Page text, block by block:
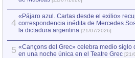
4
«Pájaro azul. Cartas desde el exilio»
correspondencia inédita de Mercedes
la dictadura argentina [21/07/2026]
5 «Cançons del Grec» celebra medio siglo
en una noche única en el Teatre Grec [21/